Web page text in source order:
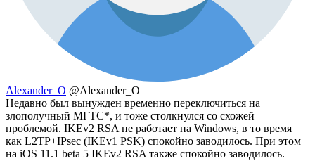
Alexander_O @Alexander_O
Недавно был вынужден временно переключиться на
злополучный МГТС*, и тоже столкнулся со схожей
проблемой. IKEv2 RSA не работает на Windows, в то время
как L2TP+IPsec (IKEv1 PSK) спокойно заводилось. При этом
на iOS 11.1 beta 5 IKEv2 RSA также спокойно заводилось.